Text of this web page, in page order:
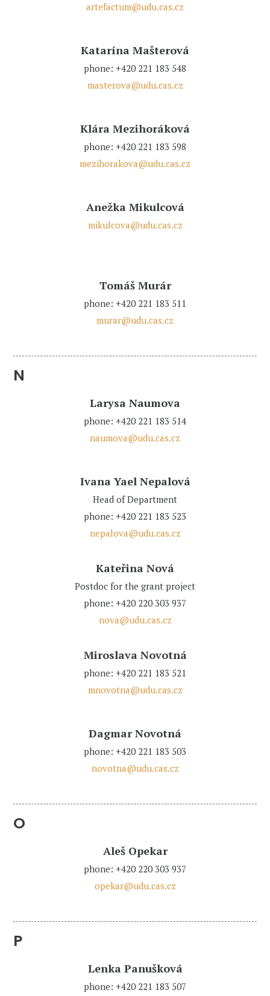
artefactum@udu.cas.cz
Katarína Mašterová
phone: +420 221 183 548
masterova@udu.cas.cz
Klára Mezihoráková
phone: +420 221 183 598
mezihorakova@udu.cas.cz
Anežka Mikulcová
mikulcova@udu.cas.cz
Tomáš Murár
phone: +420 221 183 511
murar@udu.cas.cz
N
Larysa Naumova
phone: +420 221 183 514
naumova@udu.cas.cz
Ivana Yael Nepalová
Head of Department
phone: +420 221 183 523
nepalova@udu.cas.cz
Kateřina Nová
Postdoc for the grant project
phone: +420 220 303 937
nova@udu.cas.cz
Miroslava Novotná
phone: +420 221 183 521
mnovotna@udu.cas.cz
Dagmar Novotná
phone: +420 221 183 503
novotna@udu.cas.cz
O
Aleš Opekar
phone: +420 220 303 937
opekar@udu.cas.cz
P
Lenka Panušková
phone: +420 221 183 507